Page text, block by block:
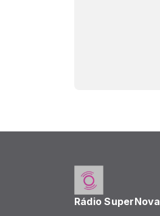
Rádio SuperNova